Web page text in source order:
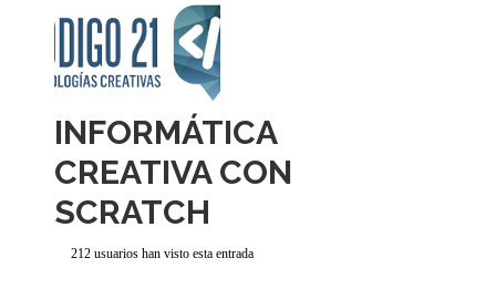
INFORMÁTICA
CREATIVA CON
SCRATCH
212 usuarios han visto esta entrada